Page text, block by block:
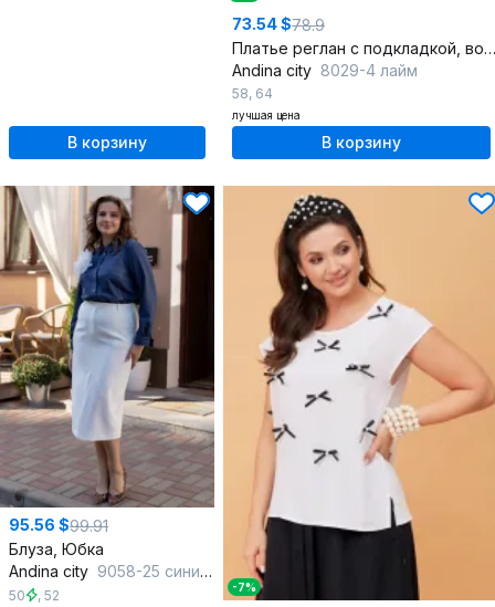
В корзину
73.54 $78.9
Платье реглан с подкладкой, воланы и карманами
Andina city 8029-4 лайм
58, 64
лучшая цена
В корзину
95.56 $99.91
Блуза, Юбка
Andina city 9058-25 синий+молочный
50 , 52 -7%